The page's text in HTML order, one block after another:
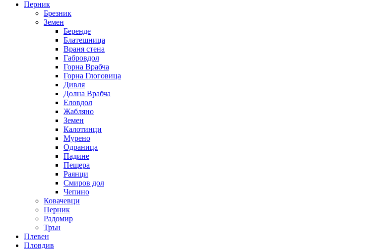
Перник
Брезник
Земен
Беренде
Блатешница
Враня стена
Габровдол
Горна Врабча
Горна Глоговица
Дивля
Долна Врабча
Еловдол
Жабляно
Земен
Калотинци
Мурено
Одраница
Падине
Пещера
Раянци
Смиров дол
Чепино
Ковачевци
Перник
Радомир
Трън
Плевен
Пловдив